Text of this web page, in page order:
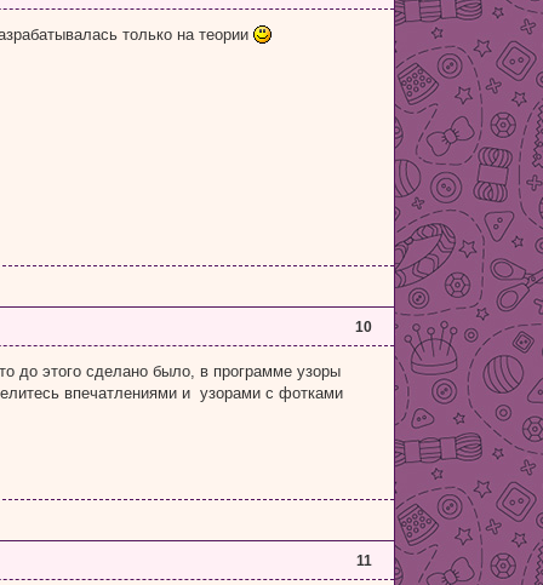
только на теории
10
до этого сделано было, в программе узоры
впечатлениями и узорами с фотками
11